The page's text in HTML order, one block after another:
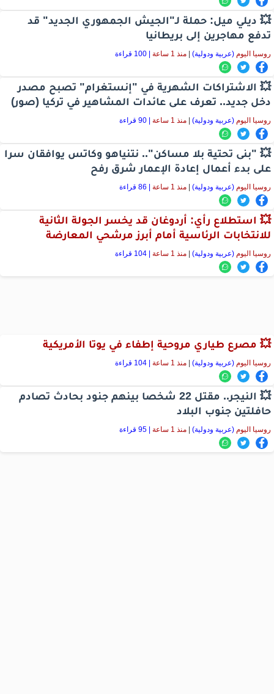
💥 ديلي ميل: حملة لـ"الجيش الجمهوري الجديد" قد
تدفع مهاجرين إلى بريطانيا
روسيا اليوم (عربية ودولية) منذ 1 ساعة
💥 الاشتراكات الشهرية في "إنستغرام" تصبح مصدر
دخل جديد.. تعرف على عائدات المشاهير في تركيا (صور)
روسيا اليوم (عربية ودولية) منذ 1 ساعة
💥 "بنى تحتية بلا مساكن".. نتنياهو وكاتس يوافقان سرا
على بدء أعمال إعادة الإعمار شرق رفح
روسيا اليوم (عربية ودولية) منذ 1 ساعة
💥 استطلاع رأي: أردوغان قد يخسر الجولة الثانية
للانتخابات الرئاسية أمام أبرز مرشحي المعارضة
روسيا اليوم (عربية ودولية) منذ 1 ساعة
💥 مصرع طياري مروحية إطفاء في يوتا الأمريكية
روسيا اليوم (عربية ودولية) منذ 1 ساعة
💥 النيجر.. مقتل 22 شخصا بينهم جنود بحادث تصادم
حافلتين جنوب البلاد
روسيا اليوم (عربية ودولية) منذ 1 ساعة